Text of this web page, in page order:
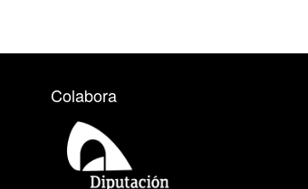
Colabora